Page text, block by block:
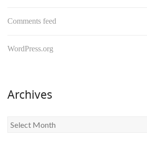
Comments feed
WordPress.org
Archives
Archives